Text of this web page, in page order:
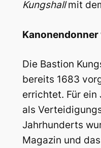
Kungshallmit
Die Bastion
bereits 1683
errichtet. Für
als
Jahrhunderts
Magazin und